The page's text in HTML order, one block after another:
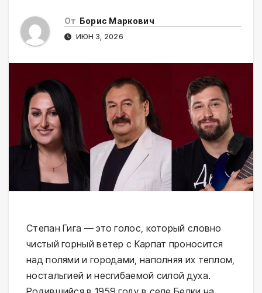
От Борис Маркович
ИЮН 3, 2026
Степан Гига — это голос, который словно
чистый горный ветер с Карпат проносится
над полями и городами, наполняя их теплом,
ностальгией и несгибаемой силой духа.